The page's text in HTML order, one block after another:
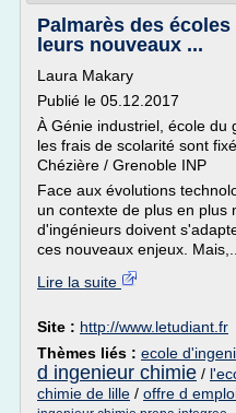
Palmarès des
leurs nouveaux ...
Laura Makary
Publié le 05.12.2017
À Génie industriel, école du
les frais de scolarité sont
Chézière / Grenoble INP
Face aux évolutions
un contexte de plus en plus
d'ingénieurs doivent
ces nouveaux enjeux. Mais,...
Lire la suite
Site : http://www.letudiant.fr
Thèmes liés : ecole
d ingenieur chimie /
chimie de lille / offre d